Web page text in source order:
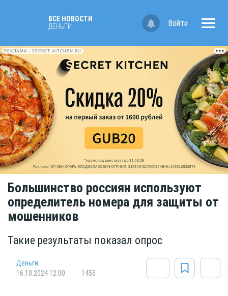
ВСЕ НОВОСТИ
ДЕНЬГИ
Войти
РЕКЛАМА • SECRET-KITCHEN.RU
Большинство россиян используют
определитель номера для защиты от
мошенников
Такие результаты показал опрос
Деньги
16.10.2024 12:00
1455